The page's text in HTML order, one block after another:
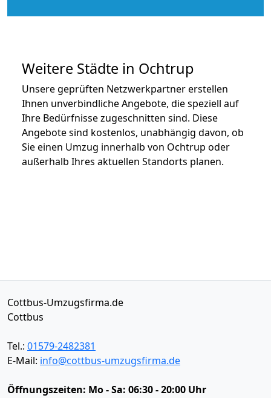
Weitere Städte in Ochtrup
Unsere geprüften Netzwerkpartner erstellen
Ihnen unverbindliche Angebote, die speziell auf
Ihre Bedürfnisse zugeschnitten sind. Diese
Angebote sind kostenlos, unabhängig davon, ob
Sie einen Umzug innerhalb von Ochtrup oder
außerhalb Ihres aktuellen Standorts planen.
Cottbus-Umzugsfirma.de
Cottbus
Tel.: 01579-2482381
E-Mail: info@cottbus-umzugsfirma.de
Öffnungszeiten: Mo - Sa: 06:30 - 20:00 Uhr